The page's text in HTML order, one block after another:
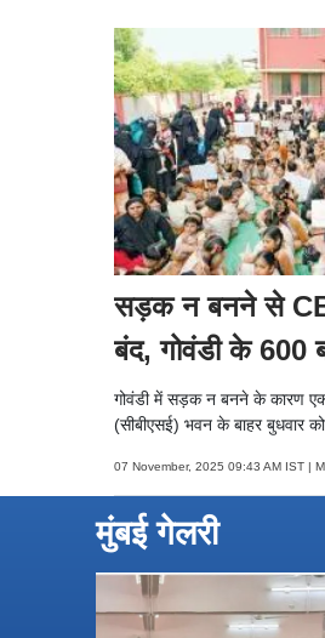
सड़क न बनने से
बंद, गोवंडी के 600
का हंगामा
गोवंडी में सड़क न बनने के कारण
(सीबीएसई) भवन के बाहर बुधवार
07 November, 2025 09:43 AM IST |
मुंबई गेलरी